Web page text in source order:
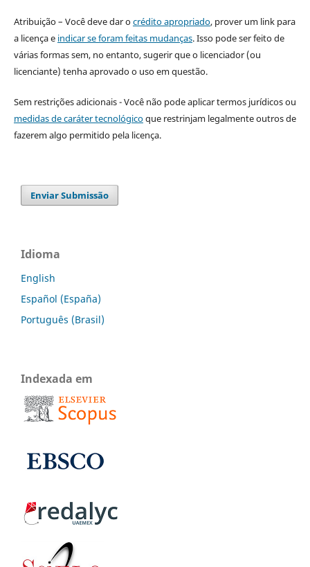
Atribuição – Você deve dar ocrédito apropriado, prover um link para
a licença e indicar se foram feitas mudanças. Isso pode ser feito de
várias formas sem, no entanto, sugerir que o licenciador (ou
licenciante) tenha aprovado o uso em questão.
Sem restrições adicionais - Você não pode aplicar termos jurídicos ou
medidas de caráter tecnológicoque restrinjam legalmente outros de
fazerem algo permitido pela licença.
Enviar Submissão
Idioma
English
Español (España)
Português (Brasil)
Indexada em